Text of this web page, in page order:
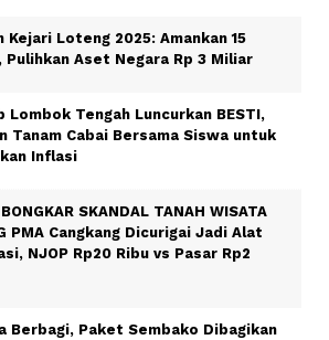
Kejari Loteng 2025: Amankan 15
Pulihkan Aset Negara Rp 3 Miliar
Lombok Tengah Luncurkan BESTI,
Tanam Cabai Bersama Siswa untuk
Inflasi
SKANDAL TANAH WISATA
PMA Cangkang Dicurigai Jadi Alat
NJOP Rp20 Ribu vs Pasar Rp2
Berbagi, Paket Sembako Dibagikan